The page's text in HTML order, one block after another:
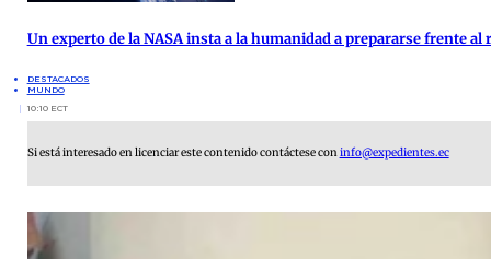
Un experto de la NASA insta a la humanidad a prepararse frente
DESTACADOS
MUNDO
10:10 ECT
Si está interesado en licenciar este contenido contáctese coninfo@expedientes.ec